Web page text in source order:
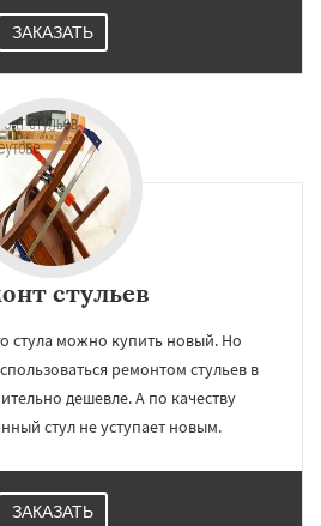
ЗАКАЗАТЬ
стульев
стула можно купить новый. Но
ремонтом стульев в
дешевле. А по качеству
стул не уступает новым.
ЗАКАЗАТЬ